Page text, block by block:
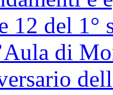
12 del 1°
di